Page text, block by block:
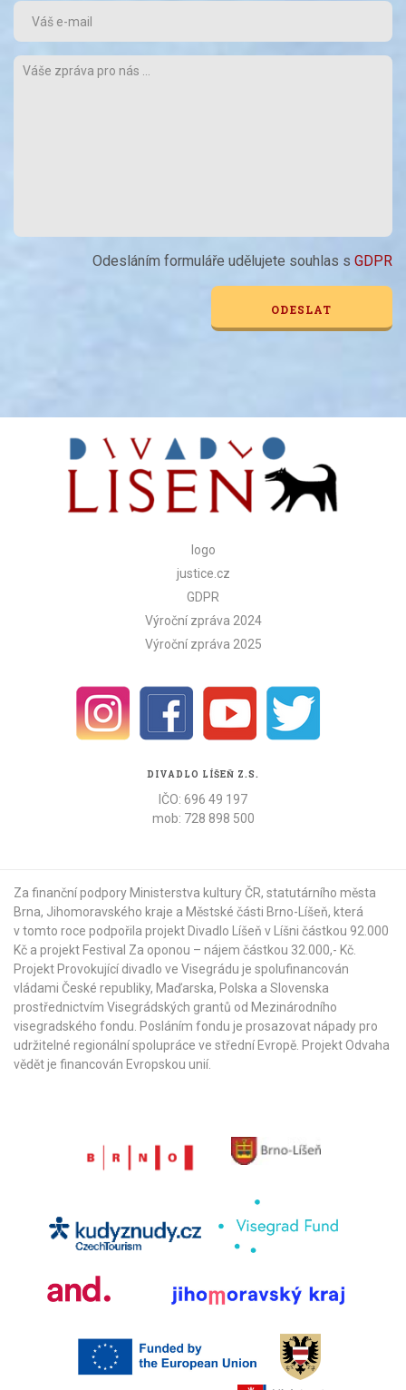
Odesláním formuláře udělujete souhlas s GDPR
logo
justice.cz
GDPR
Výroční zpráva 2024
Výroční zpráva 2025
DIVADLO LÍŠEŇ Z.S.
IČO: 696 49 197
mob: 728 898 500
Za finanční podpory Ministerstva kultury ČR, statutárního města
Brna, Jihomoravského kraje a Městské části Brno-Líšeň, která
v tomto roce podpořila projekt Divadlo Líšeň v Líšni částkou 92.000
Kč a projekt Festival Za oponou – nájem částkou 32.000,- Kč.
Projekt Provokující divadlo ve Visegrádu je spolufinancován
vládami České republiky, Maďarska, Polska a Slovenska
prostřednictvím Visegrádských grantů od Mezinárodního
visegradského fondu . Posláním fondu je prosazovat nápady pro
udržitelné regionální spolupráce ve střední Evropě. Projekt Odvaha
vědět je financován Evropskou unií.